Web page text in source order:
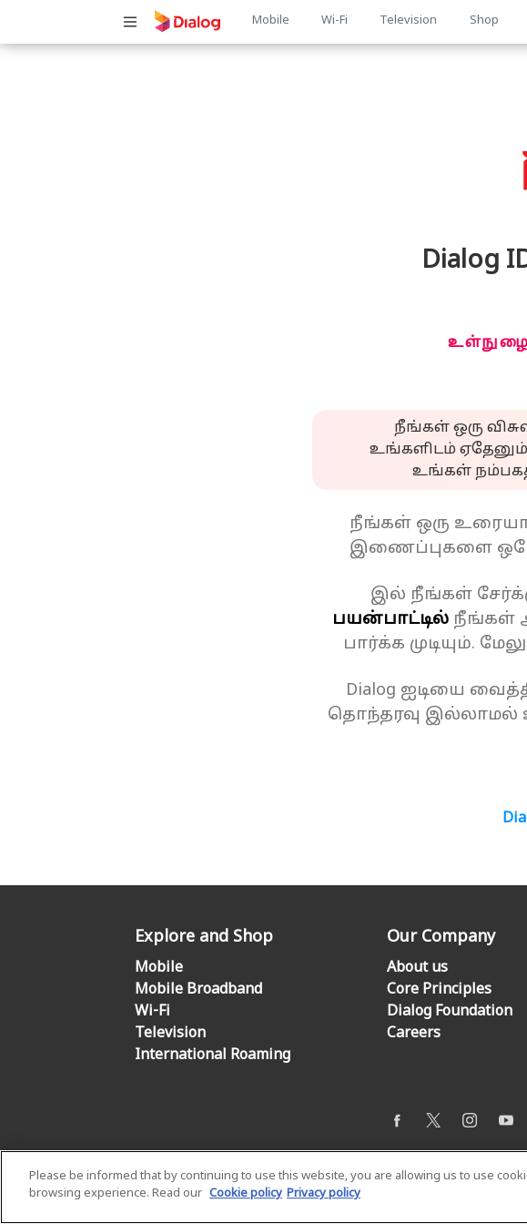
Main
Mobile Wi-Fi Television Shop
நீங்கள் ஒரு
உங்களிடம்
உங்கள்
நீங்கள் ஒரு
இணைப்புகளை
இல் நீங்கள்
பயன்பாட்டில்நீங்கள்
பார்க்க முடியும்.
Dialog ஐடியை
தொந்தரவு இல்லாமல்
Explore and Shop
Mobile
Mobile Broadband
Wi-Fi
Television
International Roaming
Our Company
About us
Core Principles
Dialog Foundation
Careers
©
Please be informed that by continuing to use this website, you are allowing us to use
browsing experience. Read our Cookie policy Privacy policy